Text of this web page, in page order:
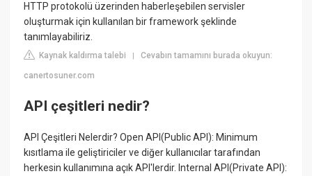
HTTP protokolü üzerinden haberleşebilen servisler
oluşturmak için kullanılan bir framework şeklinde
tanımlayabiliriz.
Kaynak kaldırma talebi |Cevabın tamamını burada okuyun:
canertosuner.com
API çeşitleri nedir?
API Çeşitleri Nelerdir? Open API(Public API): Minimum
kısıtlama ile geliştiriciler ve diğer kullanıcılar tarafından
herkesin kullanımına açık API'lerdir. Internal API(Private API):